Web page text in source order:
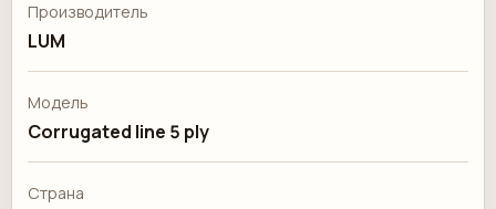
Производитель
LUM
Модель
Corrugated line 5 ply
Страна